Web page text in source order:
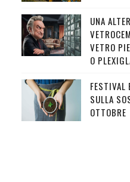
UNA
VETRO
O
FESTIVAL
SULLA
OTTOBRE